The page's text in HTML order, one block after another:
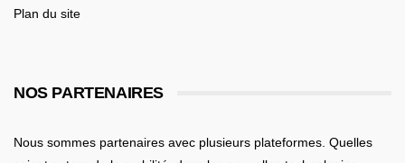
Plan du site
NOS PARTENAIRES
Nous sommes partenaires avec plusieurs plateformes. Quelles